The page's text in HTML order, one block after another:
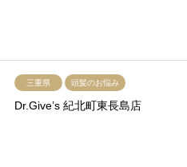
三重県 頭髪のお悩み
Dr.Give’s 紀北町東長島店